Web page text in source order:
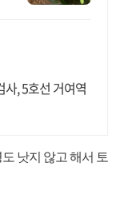
사, 5호선 거여역
낫지 않고 해서 토